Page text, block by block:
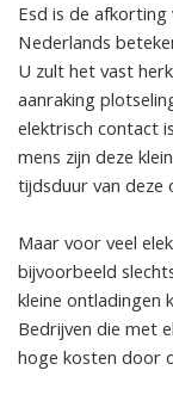
Esd is de
Nederlands
U zult het vast
aanraking
elektrisch contact
mens zijn deze
tijdsduur van deze
Maar voor veel
bijvoorbeeld
kleine ontladingen
Bedrijven die met
hoge kosten door